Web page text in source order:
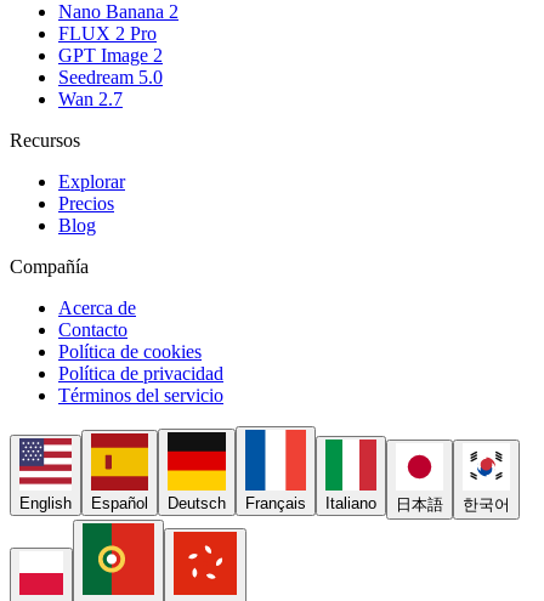
Nano Banana 2
FLUX 2 Pro
GPT Image 2
Seedream 5.0
Wan 2.7
Recursos
Explorar
Precios
Blog
Compañía
Acerca de
Contacto
Política de cookies
Política de privacidad
Términos del servicio
English Español Deutsch Français Italiano 日本語 한국어